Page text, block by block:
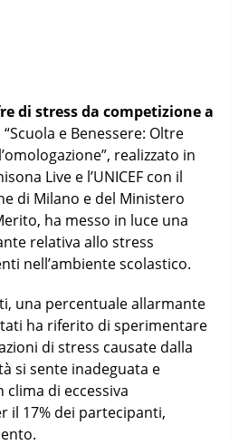
di stress da competizione a
e Benessere: Oltre
realizzato in
Live e l’UNICEF con il
di Milano e del Ministero
ha messo in luce una
relativa allo stress
nell’ambiente scolastico.
una percentuale allarmante
ha riferito di sperimentare
di stress causate dalla
si sente inadeguata e
clima di eccessiva
il 17% dei partecipanti,